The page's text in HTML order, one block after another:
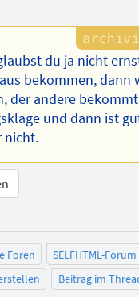
du ja nicht
bekommen, dann
der andere
und dann ist
nicht.
Foren
SELFHTML-Forum
Beitrag im